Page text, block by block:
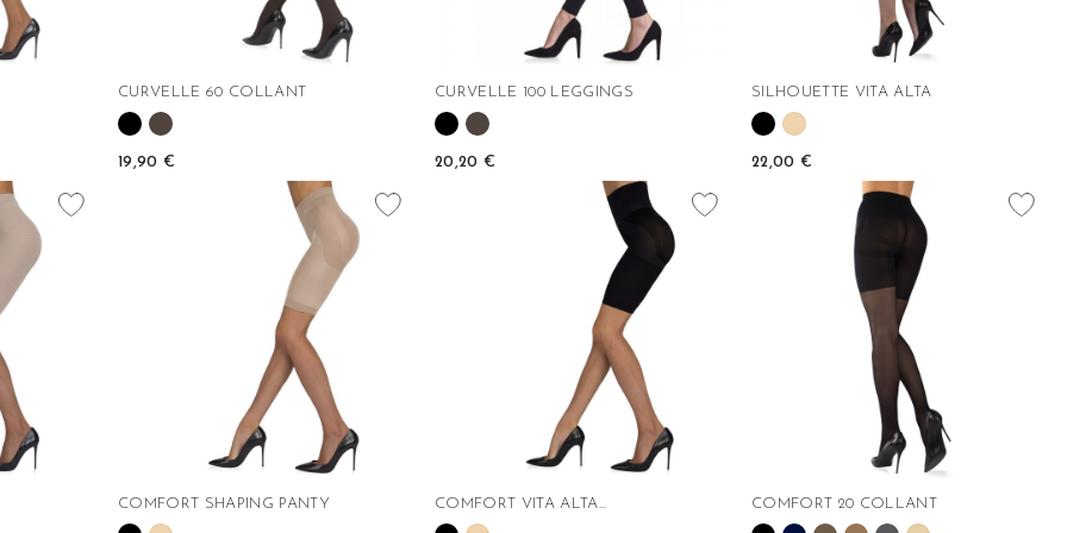
CURVELLE 60 COLLANT
19,90 €
CURVELLE 100 LEGGINGS
20,20 €
SILHOUETTE VITA ALTA
22,00 €
favorite_border
COMFORT SHAPING PANTY
favorite_border
COMFORT VITA ALTA...
favorite_border
COMFORT 20 COLLANT
favorite_border